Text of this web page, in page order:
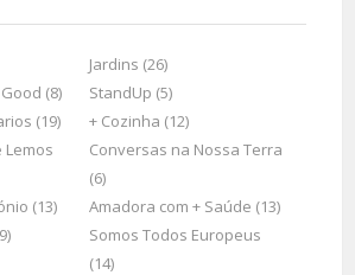
Jardins (26)
(8)
StandUp (5)
(19)
+ Cozinha (12)
Lemos
Conversas na Nossa Terra
(6)
(13)
Amadora com + Saúde (13)
Somos Todos Europeus
(14)